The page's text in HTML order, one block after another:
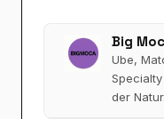
Big
Ube,
der Natur.